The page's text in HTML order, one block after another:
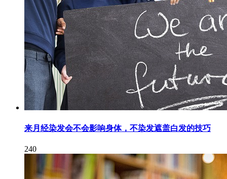
来月经染发会不会影响身体，不染发遮盖白发的技巧
240